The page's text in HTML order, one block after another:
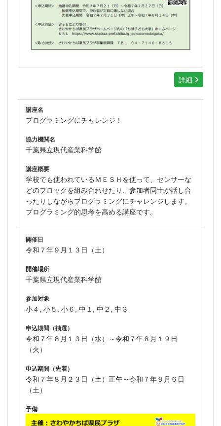
詳細
講座名
プログラミングにチャレンジ！
協力機関名
千葉県立現代産業科学館
講座概要
学校でも使われているＭＥＳＨを使って、センサーな
どのブロックを組み合わせたり、参加者同士が話し合
ったりしながらプログラミングにチャレンジします。
プログラミング的思考を高める講座です。
開催日
令和７年９月１３日（土）
開催場所
千葉県立現代産業科学館
参加対象
小４, 小５, 小６, 中１, 中２, 中３
申込期間（抽選）
令和７年８月１３日（水）～令和７年８月１９日
（火）
申込期間（先着）
令和７年８月２３日（土）正午～令和７年９月６日
（土）
予備